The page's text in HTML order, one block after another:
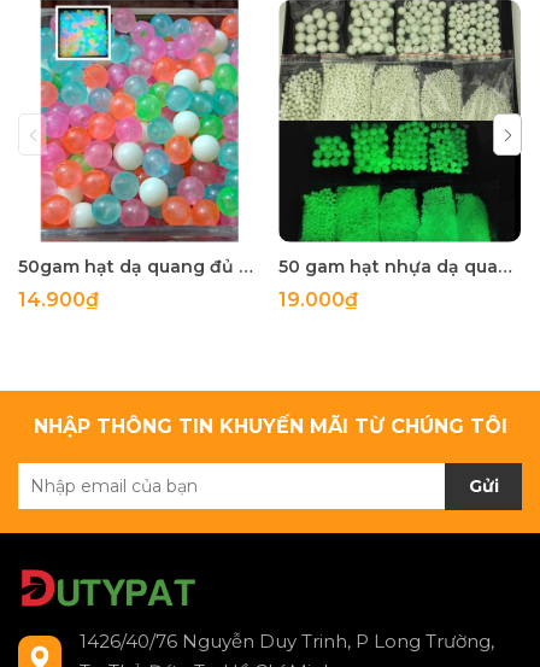
50gam hạt dạ quang đủ màu 6mm, 8mm, 10mm, 12mm, hạt nhựa tròn
14.900₫
50 gam hạt nhựa dạ quang tròn đủ size 4mm, 5mm, 6mm, 8mm, 10mm, 12mm, 14mm, 16mm ,18mm , 10mm, 22mm, 25mm
19.000₫
NHẬP THÔNG TIN KHUYẾN MÃI TỪ CHÚNG TÔI
Gửi
1426/40/76 Nguyễn Duy Trinh, P Long Trường,